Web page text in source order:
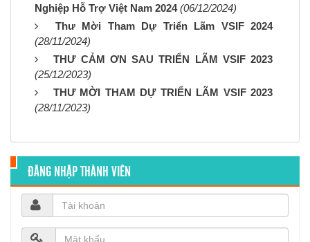
Nghiệp Hỗ Trợ Việt Nam 2024 (06/12/2024)
Thư Mời Tham Dự Triển Lãm VSIF 2024
(28/11/2024)
THƯ CẢM ƠN SAU TRIỂN LÃM VSIF 2023
(25/12/2023)
THƯ MỜI THAM DỰ TRIỂN LÃM VSIF 2023
(28/11/2023)
ĐĂNG NHẬP THÀNH VIÊN